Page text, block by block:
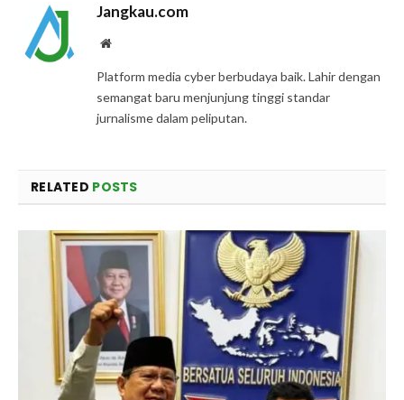
Jangkau.com
Website
Platform media cyber berbudaya baik. Lahir dengan
semangat baru menjunjung tinggi standar
jurnalisme dalam peliputan.
RELATED POSTS